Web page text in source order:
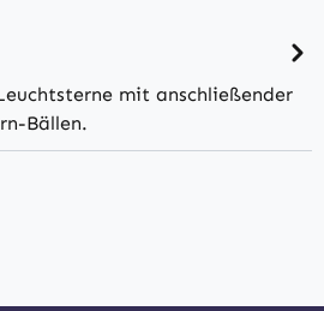
mit anschließender
Bällen.